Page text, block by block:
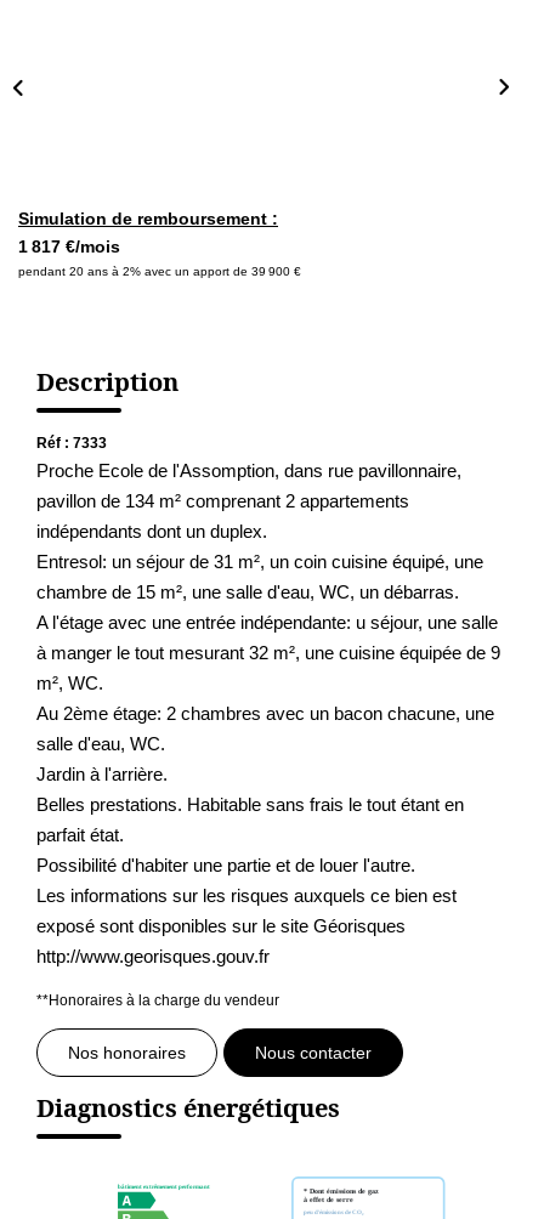
Simulation de remboursement :
1 817 €/mois
pendant 20 ans à 2% avec un apport de 39 900 €
Description
Réf : 7333
Proche Ecole de l'Assomption, dans rue pavillonnaire,
pavillon de 134 m² comprenant 2 appartements
indépendants dont un duplex.
Entresol: un séjour de 31 m², un coin cuisine équipé, une
chambre de 15 m², une salle d'eau, WC, un débarras.
A l'étage avec une entrée indépendante: u séjour, une salle
à manger le tout mesurant 32 m², une cuisine équipée de 9
m², WC.
Au 2ème étage: 2 chambres avec un bacon chacune, une
salle d'eau, WC.
Jardin à l'arrière.
Belles prestations. Habitable sans frais le tout étant en
parfait état.
Possibilité d'habiter une partie et de louer l'autre.
Les informations sur les risques auxquels ce bien est
exposé sont disponibles sur le site Géorisques
http://www.georisques.gouv.fr
**Honoraires à la charge du vendeur
Nos honoraires Nous contacter
Diagnostics énergétiques